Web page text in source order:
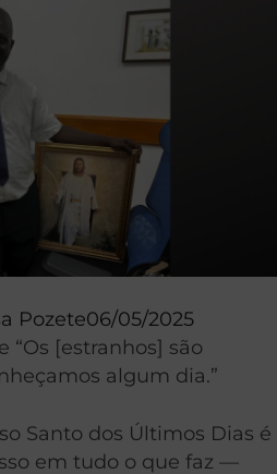
Pozete06/05/2025
“Os [estranhos] são
algum dia.”
Santo dos Últimos Dias é
em tudo o que faz —